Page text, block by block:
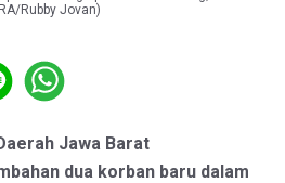
Rubby Jovan)
Jawa Barat
dua korban baru dalam